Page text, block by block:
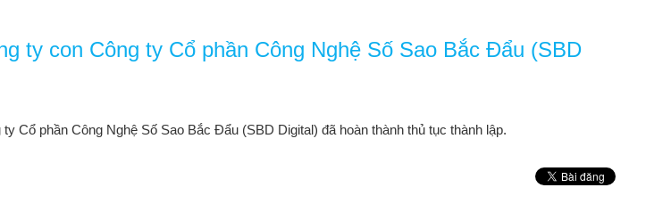
ty con Công ty Cổ phần Công Nghệ Số Sao Bắc Đẩu (SBD
Cổ phần Công Nghệ Số Sao Bắc Đẩu (SBD Digital) đã hoàn thành thủ tục thành lập.